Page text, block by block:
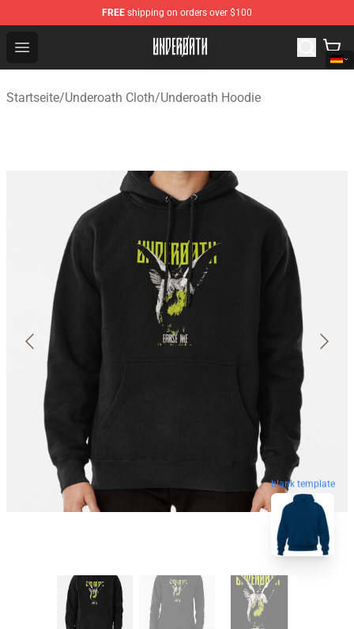
FREE shipping on orders over $100
Open menu
Underoath Store - Official Underoath Merchandise Shop
Startseite/Underoath Cloth/Underoath Hoodie
blank template